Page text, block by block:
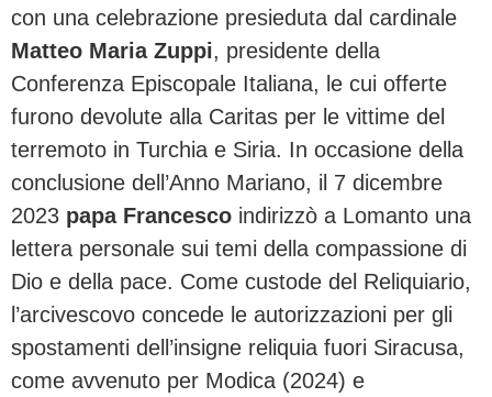
con una celebrazione presieduta dal cardinale
Matteo Maria Zuppi, presidente della
Conferenza Episcopale Italiana, le cui offerte
furono devolute alla Caritas per le vittime del
terremoto in Turchia e Siria. In occasione della
conclusione dell’Anno Mariano, il 7 dicembre
2023 papa Francesco indirizzò a Lomanto una
lettera personale sui temi della compassione di
Dio e della pace. Come custode del Reliquiario,
l’arcivescovo concede le autorizzazioni per gli
spostamenti dell’insigne reliquia fuori Siracusa,
come avvenuto per Modica (2024) e